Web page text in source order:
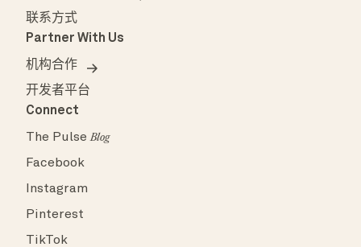
联系方式
Partner With Us
机构合作
开发者平台
Connect
The PulseBlog
Facebook
Instagram
Pinterest
TikTok